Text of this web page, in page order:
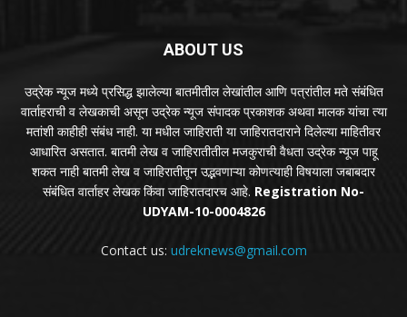
ABOUT US
उद्रेक न्यूज मध्ये प्रसिद्ध झालेल्या बातमीतील लेखांतील आणि पत्रांतील मते संबंधित
वार्ताहराची व लेखकाची असून उद्रेक न्यूज संपादक प्रकाशक अथवा मालक यांचा त्या
मतांशी काहीही संबंध नाही. या मधील जाहिराती या जाहिरातदाराने दिलेल्या माहितीवर
आधारित असतात. बातमी लेख व जाहिरातीतील मजकुराची वैधता उद्रेक न्यूज पाहू
शकत नाही बातमी लेख व जाहिरातीतून उद्भवणाऱ्या कोणत्याही विषयाला जबाबदार
संबंधित वार्ताहर लेखक किंवा जाहिरातदारच आहे. Registration No-
UDYAM-10-0004826
Contact us: udreknews@gmail.com